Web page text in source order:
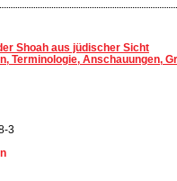
Shoah aus jüdischer Sicht
Terminologie, Anschauungen,
3